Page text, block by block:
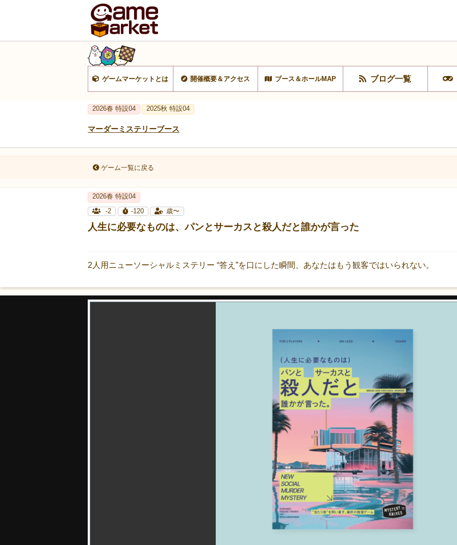
ゲームマーケットとは 開催概要＆アクセス ブース＆ホールMAP ブログ一覧
2026春 特設04 2025秋 特設04
マーダーミステリーブース
ゲーム一覧に戻る
2026春 特設04
-2
-120 歳〜
人生に必要なものは、パンとサーカスと殺人だと誰かが言った
2人用ニューソーシャルミステリー “答え”を口にした瞬間、あなたはもう観客ではいられない。